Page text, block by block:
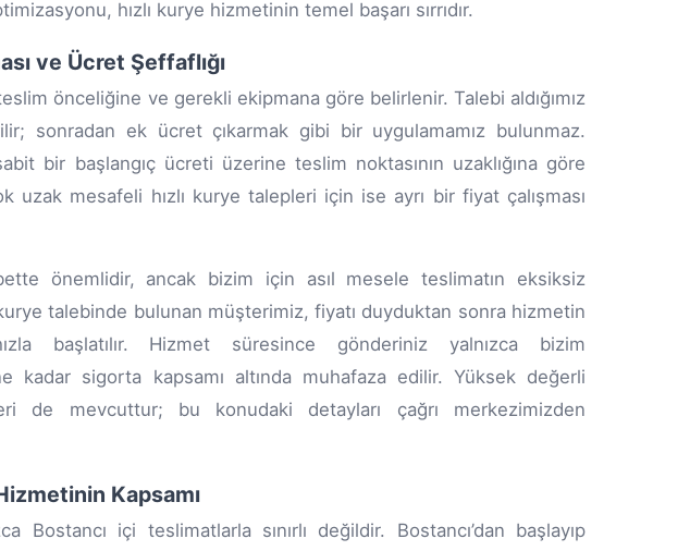
hızlı kurye hizmetinin temel başarı sırrıdır.
ve Ücret Şeffaflığı
önceliğine ve gerekli ekipmana göre belirlenir. Talebi aldığımız
sonradan ek ücret çıkarmak gibi bir uygulamamız bulunmaz.
bir başlangıç ücreti üzerine teslim noktasının uzaklığına göre
uzak mesafeli hızlı kurye talepleri için ise ayrı bir fiyat çalışması
önemlidir, ancak bizim için asıl mesele teslimatın eksiksiz
kurye talebinde bulunan müşterimiz, fiyatı duyduktan sonra hizmetin
başlatılır. Hizmet süresince gönderiniz yalnızca bizim
kadar sigorta kapsamı altında muhafaza edilir. Yüksek değerli
de mevcuttur; bu konudaki detayları çağrı merkezimizden
Kapsamı
Bostancı içi teslimatlarla sınırlı değildir. Bostancı’dan başlayıp